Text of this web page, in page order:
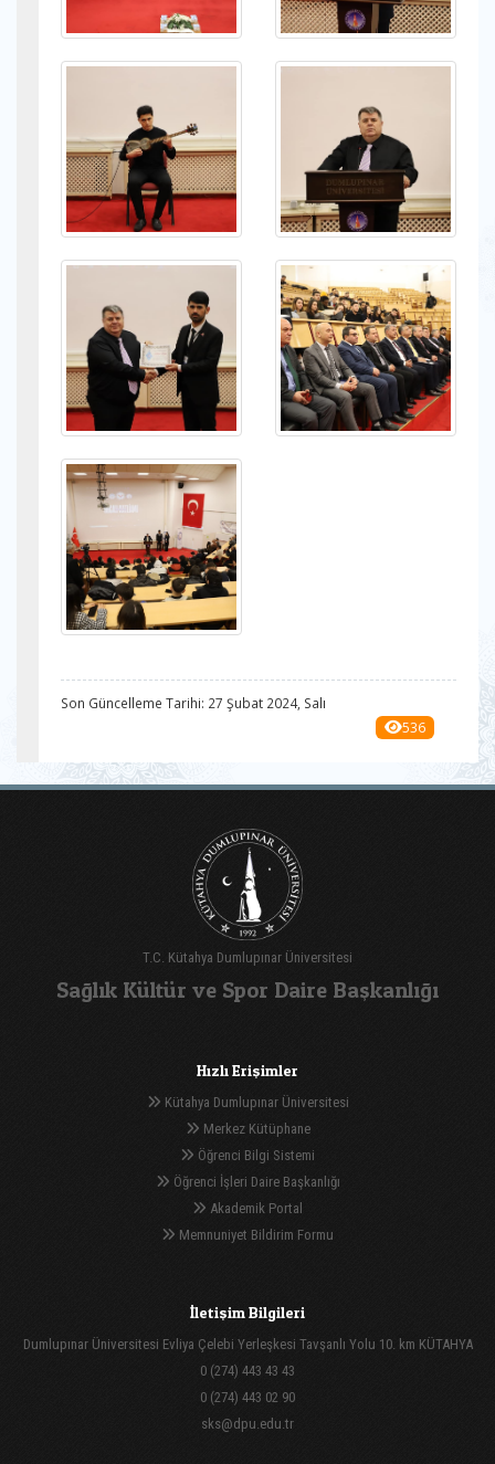
Son Güncelleme Tarihi: 27 Şubat 2024, Salı
536
T.C. Kütahya Dumlupınar Üniversitesi
Sağlık Kültür ve Spor Daire Başkanlığı
Hızlı Erişimler
Kütahya Dumlupınar Üniversitesi
Merkez Kütüphane
Öğrenci Bilgi Sistemi
Öğrenci İşleri Daire Başkanlığı
Akademik Portal
Memnuniyet Bildirim Formu
İletişim Bilgileri
Dumlupınar Üniversitesi Evliya Çelebi Yerleşkesi Tavşanlı Yolu 10. km KÜTAHYA
0 (274) 443 43 43
0 (274) 443 02 90
sks@dpu.edu.tr